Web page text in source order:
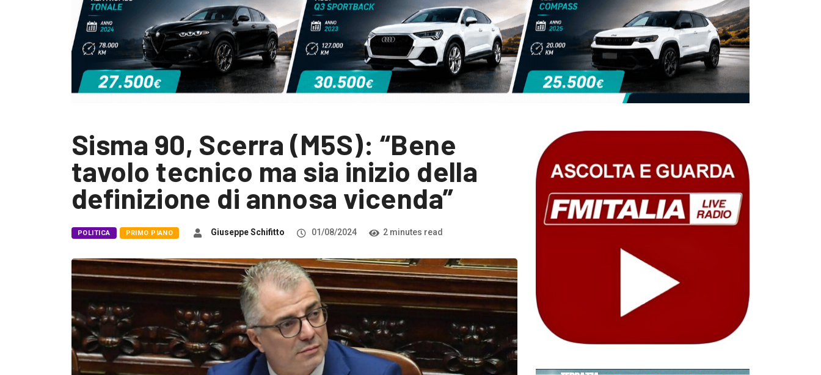
Sisma 90, Scerra (M5S): “Bene
tavolo tecnico ma sia inizio della
definizione di annosa vicenda”
POLITICA PRIMO PIANO Giuseppe Schifitto 01/08/2024 2 minutes read